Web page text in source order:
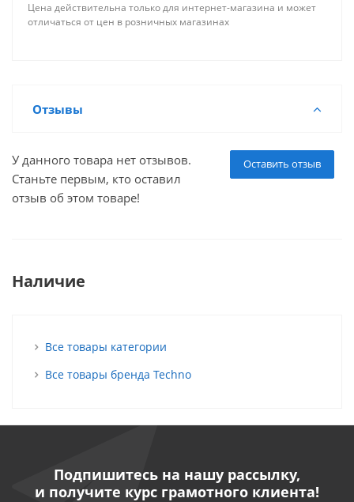
Цена действительна только для интернет-магазина и может
отличаться от цен в розничных магазинах
Отзывы
Оставить отзыв
У данного товара нет отзывов.
Станьте первым, кто оставил
отзыв об этом товаре!
Наличие
Все товары категории
Все товары бренда Techno
Подпишитесь на нашу рассылку,
и получите курс грамотного клиента!